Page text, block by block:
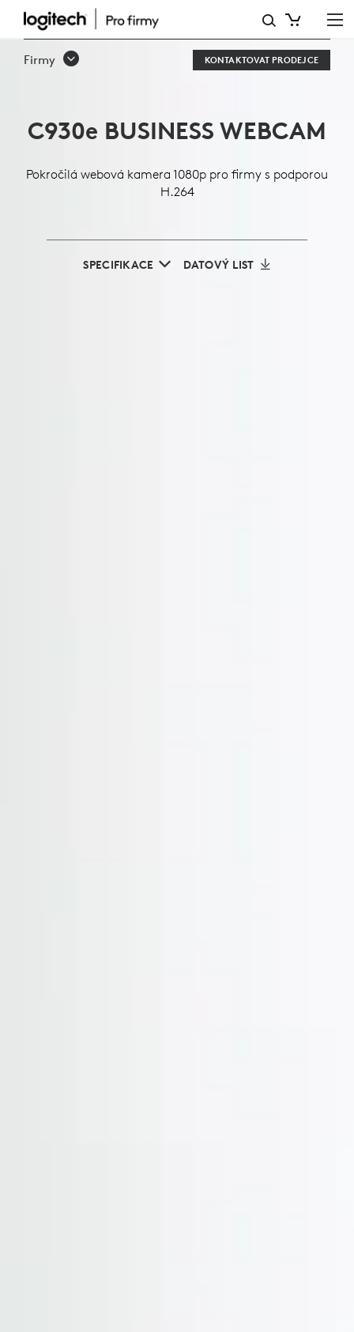
C930E
1080P
Firmy KONTAKTOVAT PRODEJCE
C930e BUSINESS WEBCAM
Pokročilá webová kamera 1080p pro firmy s podporou
H.264
SPECIFIKACE DATOVÝ LIST